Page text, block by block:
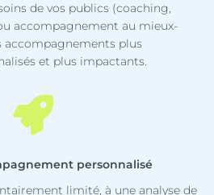
de vos publics (coaching,
accompagnement au mieux-
accompagnements plus
et plus impactants.
personnalisé
limité, à une analyse de